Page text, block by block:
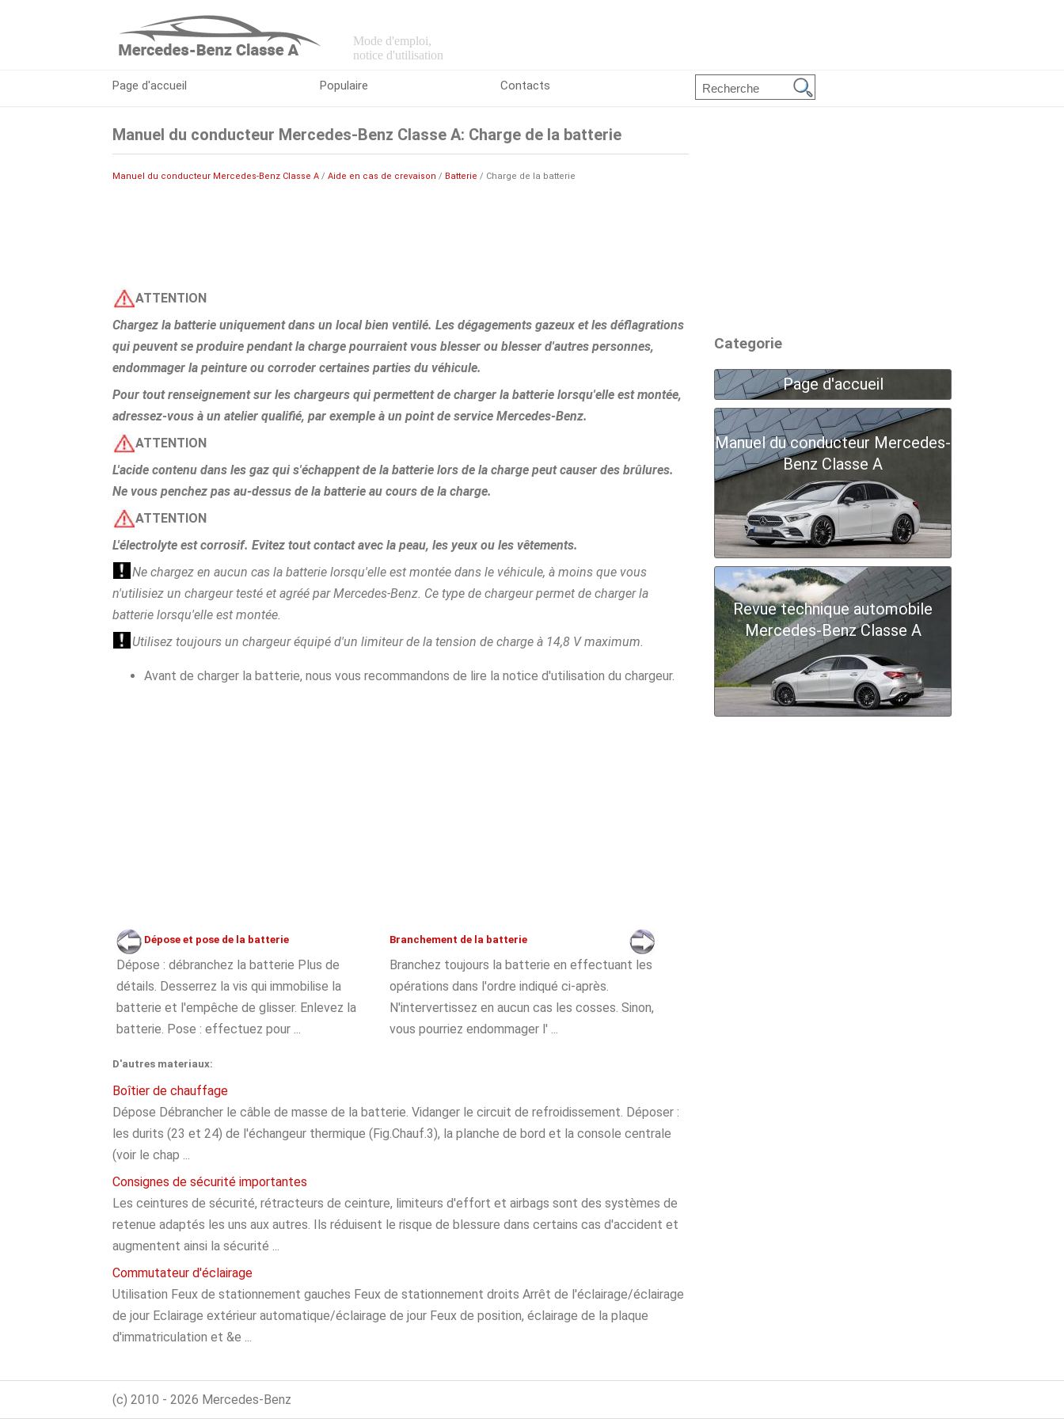
Mode d'emploi,
notice d'utilisation
Page d'accueil Populaire Contacts
Manuel du conducteur Mercedes-Benz Classe A: Charge de la batterie
Manuel du conducteur Mercedes-Benz Classe A / Aide en cas de crevaison / Batterie / Charge de la batterie
ATTENTION
Chargez la batterie uniquement dans un local bien ventilé. Les dégagements gazeux et les déflagrations
qui peuvent se produire pendant la charge pourraient vous blesser ou blesser d'autres personnes,
endommager la peinture ou corroder certaines parties du véhicule.
Pour tout renseignement sur les chargeurs qui permettent de charger la batterie lorsqu'elle est montée,
adressez-vous à un atelier qualifié, par exemple à un point de service Mercedes-Benz.
ATTENTION
L'acide contenu dans les gaz qui s'échappent de la batterie lors de la charge peut causer des brûlures.
Ne vous penchez pas au-dessus de la batterie au cours de la charge.
ATTENTION
L'électrolyte est corrosif. Evitez tout contact avec la peau, les yeux ou les vêtements.
Ne chargez en aucun cas la batterie lorsqu'elle est montée dans le véhicule, à moins que vous
n'utilisiez un chargeur testé et agréé par Mercedes-Benz. Ce type de chargeur permet de charger la
batterie lorsqu'elle est montée.
Utilisez toujours un chargeur équipé d'un limiteur de la tension de charge à 14,8 V maximum.
Avant de charger la batterie, nous vous recommandons de lire la notice d'utilisation du chargeur.
Dépose et pose de la batterie
Dépose : débranchez la batterie Plus de
détails. Desserrez la vis qui immobilise la
batterie et l'empêche de glisser. Enlevez la
batterie. Pose : effectuez pour ...
Branchement de la batterie
Branchez toujours la batterie en effectuant les
opérations dans l'ordre indiqué ci-après.
N'intervertissez en aucun cas les cosses. Sinon,
vous pourriez endommager l' ...
D'autres materiaux:
Boîtier de chauffage
Dépose Débrancher le câble de masse de la batterie. Vidanger le circuit de refroidissement. Déposer :
les durits (23 et 24) de l'échangeur thermique (Fig.Chauf.3), la planche de bord et la console centrale
(voir le chap ...
Consignes de sécurité importantes
Les ceintures de sécurité, rétracteurs de ceinture, limiteurs d'effort et airbags sont des systèmes de
retenue adaptés les uns aux autres. Ils réduisent le risque de blessure dans certains cas d'accident et
augmentent ainsi la sécurité ...
Commutateur d'éclairage
Utilisation Feux de stationnement gauches Feux de stationnement droits Arrêt de l'éclairage/éclairage
de jour Eclairage extérieur automatique/éclairage de jour Feux de position, éclairage de la plaque
d'immatriculation et &e ...
Categorie
Page d'accueil
Manuel du conducteur Mercedes-
Benz Classe A
Revue technique automobile
Mercedes-Benz Classe A
(c) 2010 - 2026 Mercedes-Benz